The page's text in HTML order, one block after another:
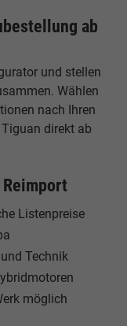
ab
und stellen
Wählen
nach Ihren
direkt ab
Listenpreise
Technik
möglich